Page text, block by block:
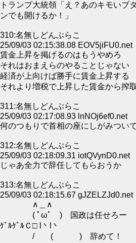
トランプ大統領「え？あのキモいブ
ンでも開けるか！」
310:名無しどんぶらこ
25/09/03 02:15:38.08 EOV5jiFU0.net
賃金上昇を掲げるのはもうやめろ
それはおまえらのやることじゃない
経済が上向けば勝手に賃金上昇する
それより増税で上昇した賃金から搾
311:名無しどんぶらこ
25/09/03 02:17:08.93 lnNOj6ef0.net
何のつもりで首相の座にしがみつい
312:名無しどんぶらこ
25/09/03 02:18:09.31 iotQVynD0.net
じゃあ全力で辞任してもらおうか
313:名無しどんぶらこ
25/09/03 02:18:15.67 gJZELZJd0.net
∧＿∧
( ﾟωﾟ ) 国政は任せろー
ｹﾞﾙｹﾞﾙＣ□ l丶l丶
/ ( ) 辞めて！